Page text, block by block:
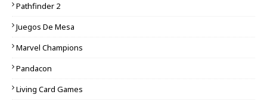
Pathfinder 2
Juegos De Mesa
Marvel Champions
Pandacon
Living Card Games